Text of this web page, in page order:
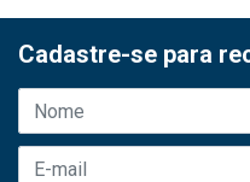
Cadastre-se para